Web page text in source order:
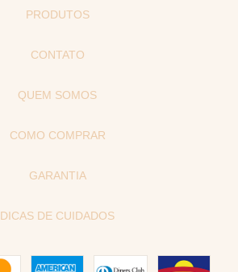
PRODUTOS
CONTATO
QUEM SOMOS
COMO COMPRAR
GARANTIA
DICAS DE CUIDADOS